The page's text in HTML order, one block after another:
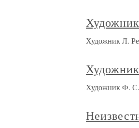
Художник Л.
Художник Ф. С.